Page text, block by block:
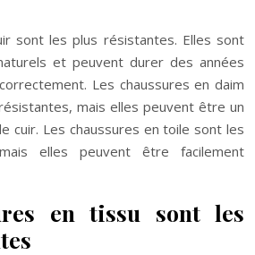
sont les plus résistantes. Elles sont
et peuvent durer des années
Les chaussures en daim
mais elles peuvent être un
cuir. Les chaussures en toile sont les
elles peuvent être facilement
en tissu sont les